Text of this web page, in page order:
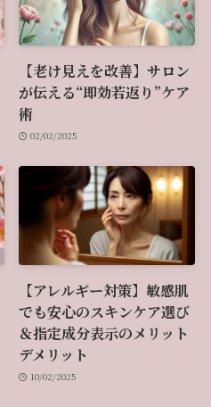
【老け見えを改善】サロン
が伝える“即効若返り”ケア
術
02/02/2025
【アレルギー対策】敏感肌
でも安心のスキンケア選び
＆指定成分表示のメリット
デメリット
10/02/2025